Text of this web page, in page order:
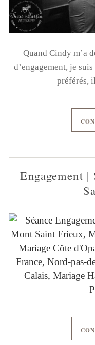
Quand Cindy m’a
d’engagement, je
préférés,
Engagement